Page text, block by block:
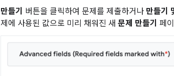
만들기 버튼을 클릭하여 문제를 제출하거나 만들기
제에 사용된 값으로 미리 채워진 새 문제 만들기 페